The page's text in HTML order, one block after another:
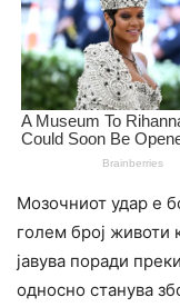
Мозочниот удар е
голем број животи
јавува поради
односно станува